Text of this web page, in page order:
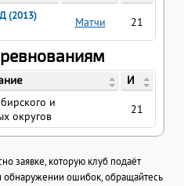
(2013) Матчи 21
И
и
округов
21
заявке, которую клуб подаёт
обнаружении ошибок, обращайтесь